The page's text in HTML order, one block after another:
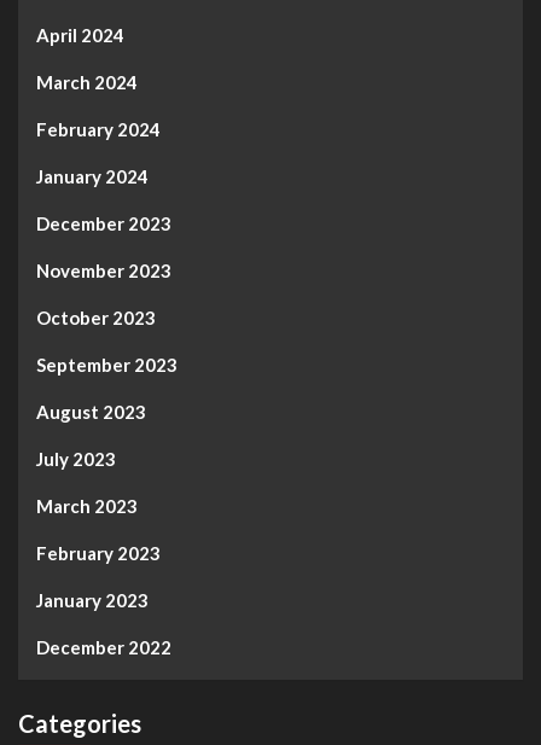
April 2024
March 2024
February 2024
January 2024
December 2023
November 2023
October 2023
September 2023
August 2023
July 2023
March 2023
February 2023
January 2023
December 2022
Categories